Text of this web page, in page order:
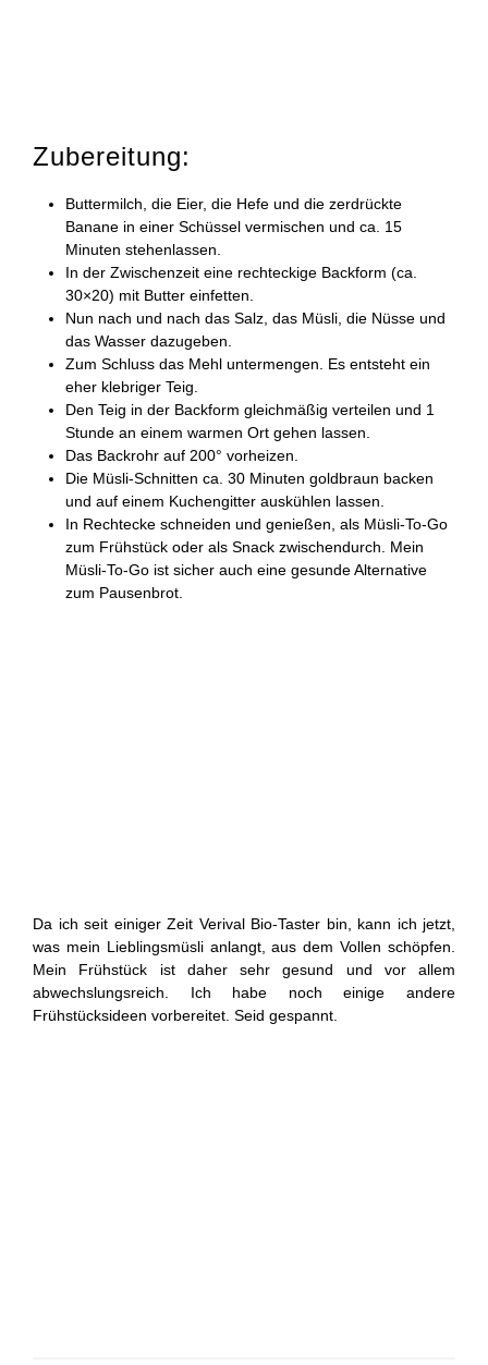
Zubereitung:
Buttermilch, die Eier, die Hefe und die zerdrückte
Banane in einer Schüssel vermischen und ca. 15
Minuten stehenlassen.
In der Zwischenzeit eine rechteckige Backform (ca.
30×20) mit Butter einfetten.
Nun nach und nach das Salz, das Müsli, die Nüsse und
das Wasser dazugeben.
Zum Schluss das Mehl untermengen. Es entsteht ein
eher klebriger Teig.
Den Teig in der Backform gleichmäßig verteilen und 1
Stunde an einem warmen Ort gehen lassen.
Das Backrohr auf 200° vorheizen.
Die Müsli-Schnitten ca. 30 Minuten goldbraun backen
und auf einem Kuchengitter auskühlen lassen.
In Rechtecke schneiden und genießen, als Müsli-To-Go
zum Frühstück oder als Snack zwischendurch. Mein
Müsli-To-Go ist sicher auch eine gesunde Alternative
zum Pausenbrot.
Da ich seit einiger Zeit Verival Bio-Taster bin, kann ich jetzt,
was mein Lieblingsmüsli anlangt, aus dem Vollen schöpfen.
Mein Frühstück ist daher sehr gesund und vor allem
abwechslungsreich. Ich habe noch einige andere
Frühstücksideen vorbereitet. Seid gespannt.